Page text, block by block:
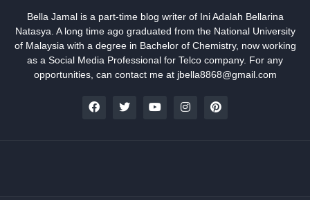
Bella Jamal is a part-time blog writer of Ini Adalah Bellarina
Natasya. A long time ago graduated from the National University
of Malaysia with a degree in Bachelor of Chemistry, now working
as a Social Media Professional for Telco company. For any
opportunities, can contact me at jbella8868@gmail.com